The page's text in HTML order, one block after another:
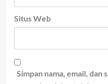
Situs Web
Simpan nama, email, dan